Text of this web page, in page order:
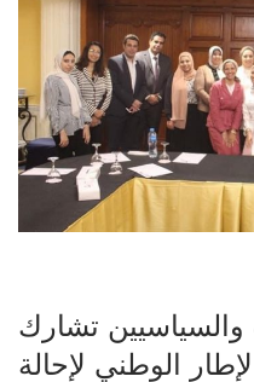
والسياسيين تشارك
الوطني لإحالة